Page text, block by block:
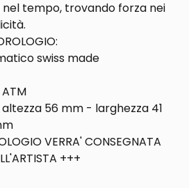
tempo, trovando forza nei
swiss made
56 mm - larghezza 41
VERRA' CONSEGNATA
+++